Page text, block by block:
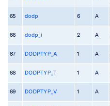
65 dodp 6 A
66 dodp_i 2 A
67 DODPTYP_A 1 A
68 DODPTYP_T 1 A
69 DODPTYP_V 1 A